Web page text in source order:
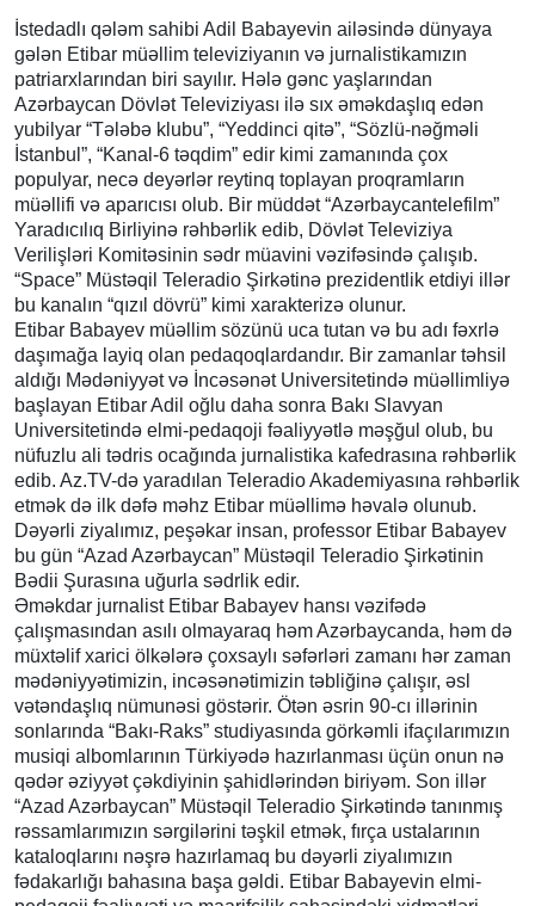
İstedadlı qələm sahibi Adil Babayevin ailəsində dünyaya
gələn Etibar müəllim televiziyanın və jurnalistikamızın
patriarxlarından biri sayılır. Hələ gənc yaşlarından
Azərbaycan Dövlət Televiziyası ilə sıx əməkdaşlıq edən
yubilyar “Tələbə klubu”, “Yeddinci qitə”, “Sözlü-nəğməli
İstanbul”, “Kanal-6 təqdim” edir kimi zamanında çox
populyar, necə deyərlər reytinq toplayan proqramların
müəllifi və aparıcısı olub. Bir müddət “Azərbaycantelefilm”
Yaradıcılıq Birliyinə rəhbərlik edib, Dövlət Televiziya
Verilişləri Komitəsinin sədr müavini vəzifəsində çalışıb.
“Space” Müstəqil Teleradio Şirkətinə prezidentlik etdiyi illər
bu kanalın “qızıl dövrü” kimi xarakterizə olunur.
Etibar Babayev müəllim sözünü uca tutan və bu adı fəxrlə
daşımağa layiq olan pedaqoqlardandır. Bir zamanlar təhsil
aldığı Mədəniyyət və İncəsənət Universitetində müəllimliyə
başlayan Etibar Adil oğlu daha sonra Bakı Slavyan
Universitetində elmi-pedaqoji fəaliyyətlə məşğul olub, bu
nüfuzlu ali tədris ocağında jurnalistika kafedrasına rəhbərlik
edib. Az.TV-də yaradılan Teleradio Akademiyasına rəhbərlik
etmək də ilk dəfə məhz Etibar müəllimə həvalə olunub.
Dəyərli ziyalımız, peşəkar insan, professor Etibar Babayev
bu gün “Azad Azərbaycan” Müstəqil Teleradio Şirkətinin
Bədii Şurasına uğurla sədrlik edir.
Əməkdar jurnalist Etibar Babayev hansı vəzifədə
çalışmasından asılı olmayaraq həm Azərbaycanda, həm də
müxtəlif xarici ölkələrə çoxsaylı səfərləri zamanı hər zaman
mədəniyyətimizin, incəsənətimizin təbliğinə çalışır, əsl
vətəndaşlıq nümunəsi göstərir. Ötən əsrin 90-cı illərinin
sonlarında “Bakı-Raks” studiyasında görkəmli ifaçılarımızın
musiqi albomlarının Türkiyədə hazırlanması üçün onun nə
qədər əziyyət çəkdiyinin şahidlərindən biriyəm. Son illər
“Azad Azərbaycan” Müstəqil Teleradio Şirkətində tanınmış
rəssamlarımızın sərgilərini təşkil etmək, fırça ustalarının
kataloqlarını nəşrə hazırlamaq bu dəyərli ziyalımızın
fədakarlığı bahasına başa gəldi. Etibar Babayevin elmi-